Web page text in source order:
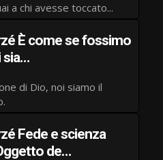
intelletto, spirito, in unum. Guai a chi avesse toccato...
È come se fossimo
sia…
Dio.
Fede e scienza
de…